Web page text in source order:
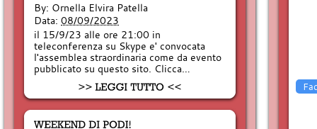
By: Ornella Elvira Patella
Data: 08/09/2023
il 15/9/23 alle ore 21:00 in
teleconferenza su Skype e' convocata
l'assemblea straordinaria come da evento
pubblicato su questo sito. Clicca…